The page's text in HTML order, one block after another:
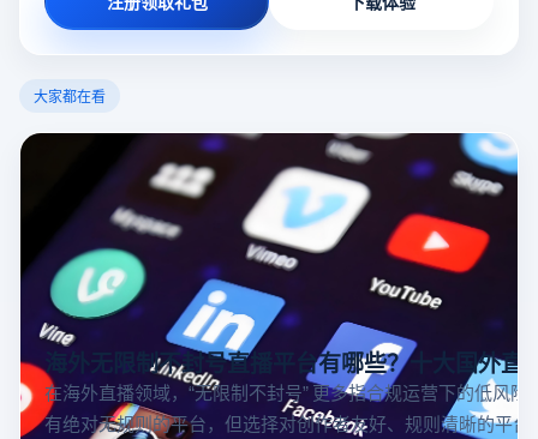
大家都在看
海外无限制不封号直播平台有哪些？十大国外直
在海外直播领域，“无限制不封号” 更多指合规运营下的低风
有绝对无规则的平台，但选择对创作者友好、规则清晰的平台